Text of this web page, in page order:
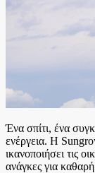
Ένα σπίτι, ένα
ενέργεια. Η
ικανοποιήσει τις
ανάγκες για